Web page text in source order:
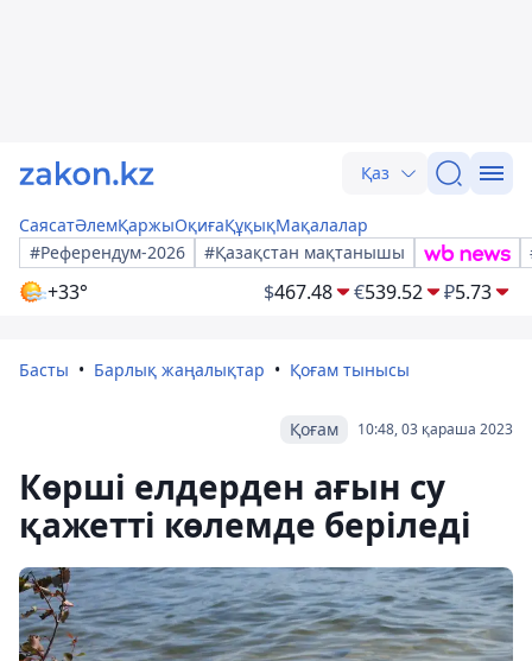
Қаз
СаясатӘлемҚаржыОқиғаҚұқықМақалалар
#Референдум-2026
#Қазақстан мақтанышы
+33° $467.48 €539.52 ₽5.73
Басты Барлық жаңалықтар Қоғам тынысы
10:48, 03 қараша 2023
Қоғам
Көрші елдерден ағын су
қажетті көлемде беріледі